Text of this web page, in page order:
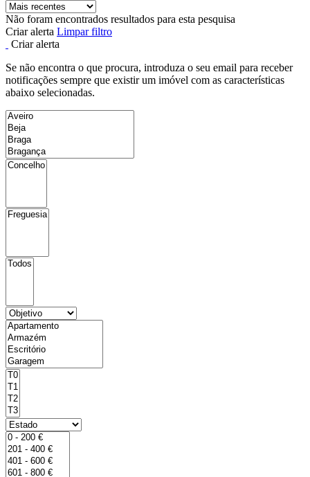
Não foram encontrados resultados para esta pesquisa
Criar alerta Limpar filtro
Criar alerta
Se não encontra o que procura, introduza o seu email para receber
notificações sempre que existir um imóvel com as características
abaixo selecionadas.